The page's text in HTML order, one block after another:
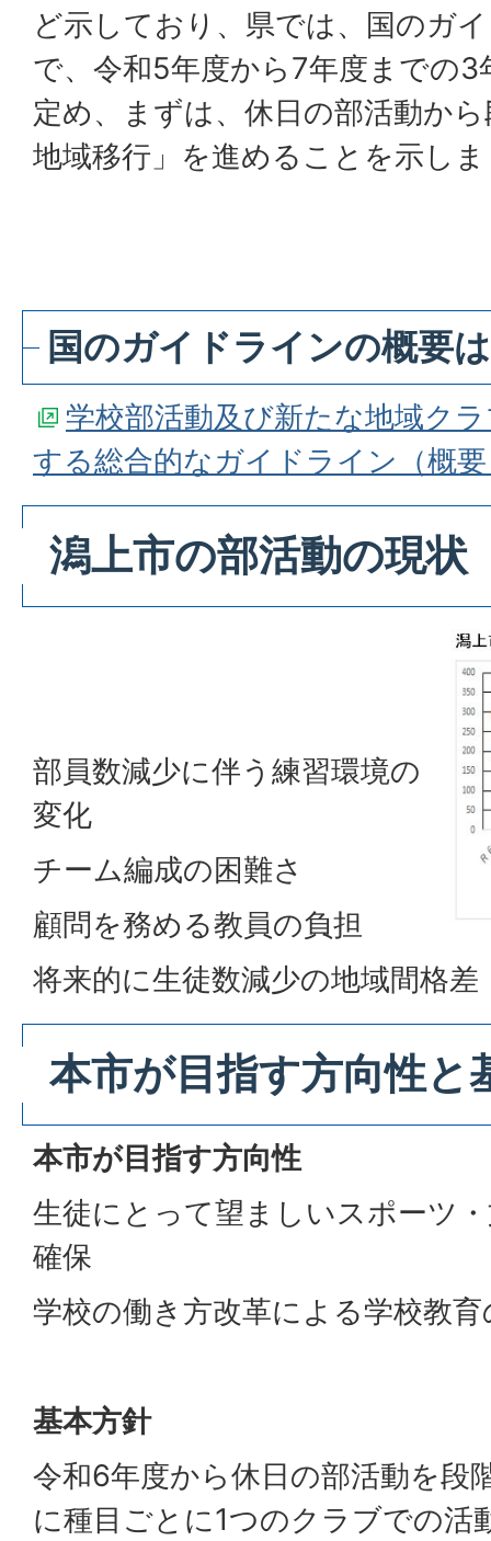
ど示しており、県では、国のガ
で、令和5年度から7年度までの3
定め、まずは、休日の部活動か
地域移行」を進めることを示し
国のガイドラインの概要
学校部活動及び新たな地域ク
する総合的なガイドライン（概
潟上市の部活動の現状
部員数減少に伴う練習環境の
変化
チーム編成の困難さ
顧問を務める教員の負担
将来的に生徒数減少の地域間格差
本市が目指す方向性と
本市が目指す方向性
生徒にとって望ましいスポーツ
確保
学校の働き方改革による学校教
基本方針
令和6年度から休日の部活動を段
に種目ごとに1つのクラブでの活